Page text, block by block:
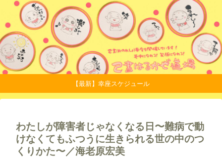
【最新】幸座スケジュール
わたしが障害者じゃなくなる日〜難病で動
けなくてもふつうに生きられる世の中のつ
くりかた〜／海老原宏美